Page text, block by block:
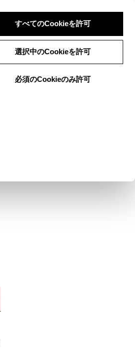
すべてのCookieを許可
選択中のCookieを許可
必須のCookieのみ許可